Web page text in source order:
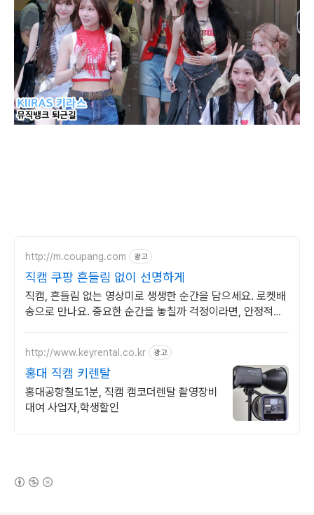
http://m.coupang.com 광고
직캠 쿠팡 흔들림 없이 선명하게
직캠, 흔들림 없는 영상미로 생생한 순간을 담으세요. 로켓배
송으로 만나요. 중요한 순간을 놓칠까 걱정이라면, 안정적인
http://www.keyrental.co.kr 광고
홍대 직캠 키렌탈
홍대공항철도1분, 직캠 캠코더렌탈 촬영장비
대여 사업자,학생할인